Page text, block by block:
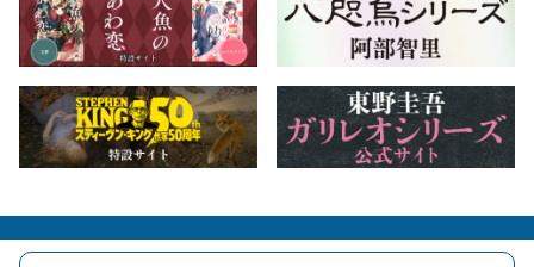
会社概要 自費出版のご案内 お問合せ